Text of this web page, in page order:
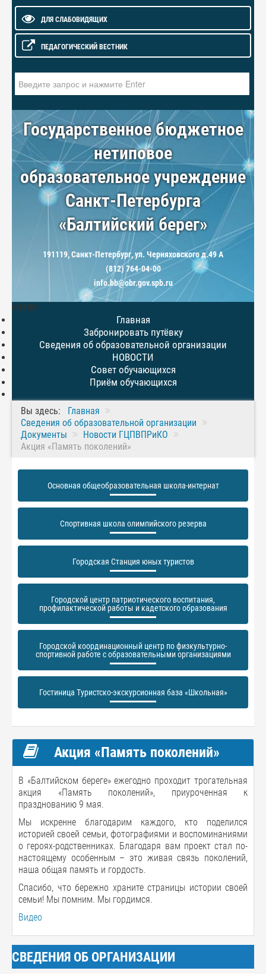
ДЛЯ СЛАБОВИДЯЩИХ
ПЕДАГОГИЧЕСКИЙ ВЕСТНИК
Государственное бюджетное
нетиповое
образовательное учреждение
Санкт-Петербурга
«Балтийский берег»
191119, Санкт-Петербург, ул. Черняховского д.49 А
(812) 764-04-00
info.bb@obr.gov.spb.ru
МЕНЮ
Главная
Забронировать путёвку
Сведения об образовательной организации
НОВОСТИ
Совет обучающихся
Приём обучающихся
Вы здесь:
Главная
Сведения об образовательной организации
Документы
Новости ГЦПВПРиКО
Акция «Память поколений»
Основная общеобразовательная школа-интернат
Спортивная школа олимпийского резерва
Городская Станция юных туристов
Городской центр патриотического воспитания,
профилактической работы и кадетского образования
Городской координационный центр по физкультурно-
спортивной работе с образовательными организациями
Гостиница Туристско-экскурсионная база «Школьная»
Акция «Память поколений»
В «Балтийском береге» ежегодно проходит трогательная
акция «Память поколений», приуроченная к
празднованию 9 мая.
Мы искренне благодарим каждого, кто поделился
историей своей семьи, фотографиями и воспоминаниями
о героях-родственниках. Благодаря вам проект стал по-
настоящему особенным – это живая связь поколений,
наша общая память и гордость.
Спасибо, что бережно храните страницы истории своей
семьи! Мы помним. Мы гордимся.
Видео
СВЕДЕНИЯ ОБ ОРГАНИЗАЦИИ